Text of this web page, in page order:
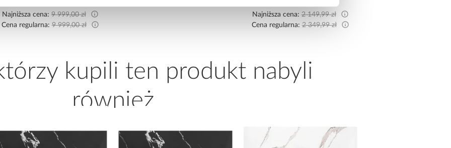
Najniższa cena: 9 999,00 zł
Cena regularna:9 999,00 zł
Najniższa cena: 2 149,99 zł
Cena regularna:2 349,99 zł
kupili ten produkt nabyli
również